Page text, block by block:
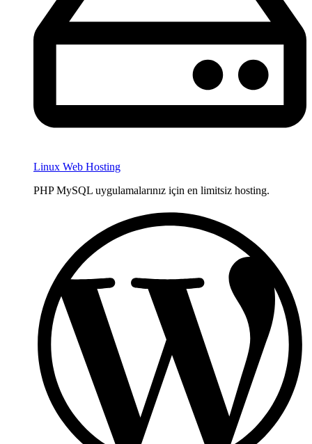
Linux Web Hosting
PHP MySQL uygulamalarınız için en limitsiz hosting.